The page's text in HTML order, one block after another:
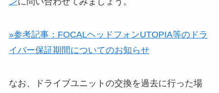
»参考記事：FOCALヘッドフォンUTOPIA等のドラ
イバー保証期間についてのお知らせ
なお、ドライブユニットの交換を過去に行った場